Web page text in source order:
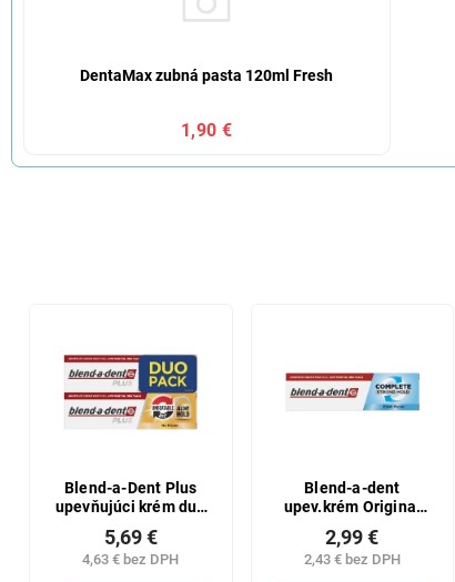
DentaMax zubná pasta 120ml Fresh
1,90 €
Blend-a-Dent Plus
upevňujúci krém duo
pack 2x 40 g
4,63 € bez DPH
5,69 €
Blend-a-dent
upev.krém Original
47g
2,43 € bez DPH
2,99 €